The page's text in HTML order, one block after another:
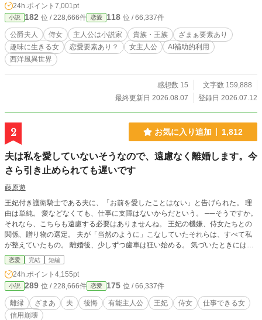
てみたかったのよね。」 さらに自ら変装して本邸へ潜入し、夫の愛人アリスの
専属侍女・アレットとして働き始めて…… 傲慢な夫と、わがままな義妹。 二人
の日常は、小説のネタの宝庫だった。 「せっかくだし、小説を書きましょう。
名前は“お邪魔虫夫人”がいいわね。」 こうして書き上げられた物語は朝刊小説と
して貴族たちの間で瞬く間に大人気となり、「お邪魔虫夫人」の名は国中へ広ま
っていく。 そして誰も気づかないまま、小説に綴られた数々の出来事が、やが
24h.ポイント 7,001pt
小説 182 位 / 228,666件 恋愛 118 位 / 66,337件
公爵夫人 侍女 主人公は小説家 貴族・王族
ざまぁ要素あり
趣味に生きる女
恋愛要素あり？ 女主人公
AI補助的利用
西洋風異世界
感想数 15
文字数 159,888
最終更新日 2026.08.07
登録日 2026.07.12
2 お気に入り追加 1,812
夫は私を愛していないそうなので、遠慮なく離婚します。今
さら引き止められても遅いです
藤原遊
王妃付き護衛騎士である夫に、「お前を愛したことはない」と告げられた。 理
由は単純。 愛などなくても、仕事に支障はないからだという。 ──そうですか。
それなら、こちらも遠慮する必要はありませんね。 王妃の機嫌、侍女たちとの
関係、贈り物の選定。 夫が「当然のように」こなしていたそれらは、すべて私
が整えていたもの。 離婚後、少しずつ歯車は狂い始める。 気づいたときにはも
う遅い。 積み上げてきた信用は、静かに崩れていく。 一方で私は、王妃のもと
へ。 今さら引き止められても、遅いのです。
恋愛 完結 短編
24h.ポイント 4,155pt
小説 289 位 / 228,666件 恋愛 175 位 / 66,337件
離縁 ざまあ 夫 後悔 有能主人公 王妃 侍女
仕事できる女
信用崩壊